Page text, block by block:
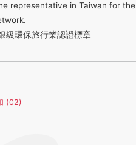
representative in Taiwan for the
級環保旅行業認證標章
(02)